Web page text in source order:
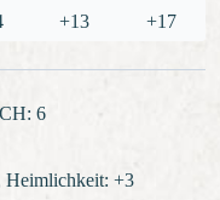
+13 +17
6
Heimlichkeit: +3